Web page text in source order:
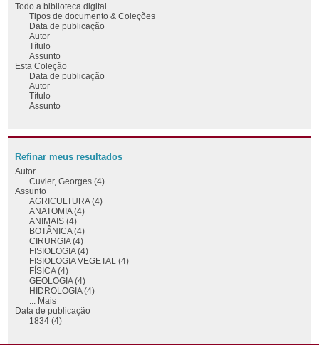
Todo a biblioteca digital
Tipos de documento & Coleções
Data de publicação
Autor
Título
Assunto
Esta Coleção
Data de publicação
Autor
Título
Assunto
Refinar meus resultados
Autor
Cuvier, Georges (4)
Assunto
AGRICULTURA (4)
ANATOMIA (4)
ANIMAIS (4)
BOTÂNICA (4)
CIRURGIA (4)
FISIOLOGIA (4)
FISIOLOGIA VEGETAL (4)
FÍSICA (4)
GEOLOGIA (4)
HIDROLOGIA (4)
... Mais
Data de publicação
1834 (4)